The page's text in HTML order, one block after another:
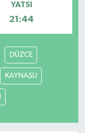
YATSI
21:44
DÜZCE
KAYNAŞLI